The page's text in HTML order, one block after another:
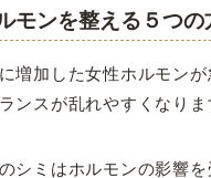
モンを整える５つの
増加した女性ホルモン
ンスが乱れやすくなりま
シミはホルモンの影響を